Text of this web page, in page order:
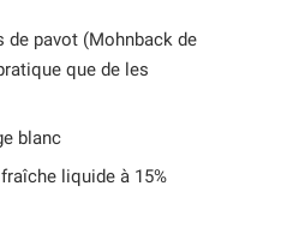
de pavot (Mohnback de
que de les
blanc
liquide à 15%